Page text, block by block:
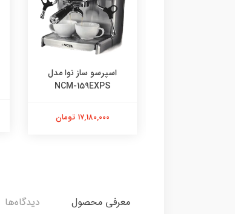
اسپرسو ساز نوا مدل
NCM-159EXPS
17,180,000 تومان
معرفی محصول دیدگاه‌ها